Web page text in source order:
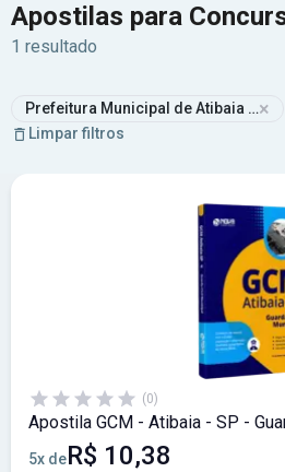
Apostilas para
1 resultado
Prefeitura Municipal de Atibaia - SP
×
Limpar filtros
(0)
Apostila GCM - Atibaia - SP -
5x deR$ 10,38